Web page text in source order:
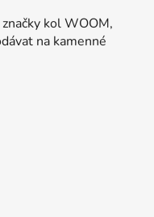
kol WOOM,
na kamenné